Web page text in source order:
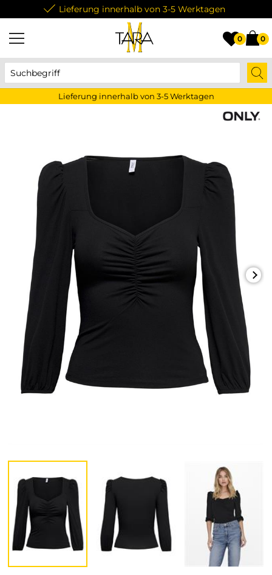
Lieferung innerhalb von 3-5 Werktagen
0 0
Lieferung innerhalb von 3-5 Werktagen